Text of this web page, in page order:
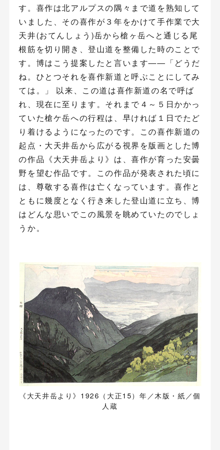
す。喜作は北アルプスの隅々まで道を熟知して
いました、その喜作が３年をかけて手作業で大
天井(おてんしょう)岳から槍ヶ岳へと通じる尾
根筋を切り開き、登山道を整備した時のことで
す。博はこう提案したと言います――「どうだ
ね。ひとつそれを喜作新道と呼ぶことにしてみ
ては。」 以来、この道は喜作新道の名で呼ば
れ、現在に至ります。それまで４～５日かかっ
ていた槍ケ岳への行程は、早ければ１日でたど
り着けるようになったのです。この喜作新道の
起点・大天井岳から広がる視界を版画とした博
の作品《大天井岳より》は、喜作が育った安曇
野を望む作品です。この作品が発表された頃に
は、尊敬する喜作は亡くなっています。喜作と
ともに幾度となく行き来した登山道に立ち、博
はどんな思いでこの風景を眺めていたのでしょ
うか。
《大天井岳より》1926（大正15）年／木版・紙／個
人蔵